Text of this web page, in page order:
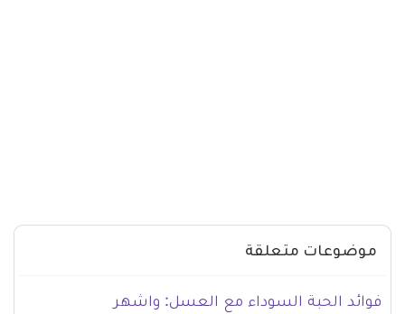
موضوعات متعلقة
فوائد الحبة السوداء مع العسل: واشهر